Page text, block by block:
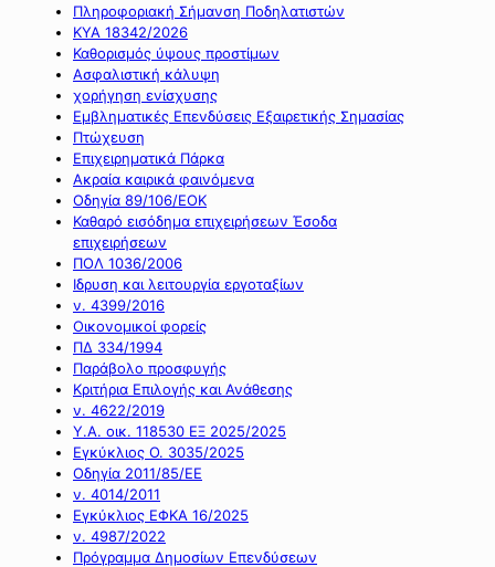
Πληροφοριακή Σήμανση Ποδηλατιστών
ΚΥΑ 18342/2026
Καθορισμός ύψους προστίμων
Ασφαλιστική κάλυψη
χορήγηση ενίσχυσης
Εμβληματικές Επενδύσεις Εξαιρετικής Σημασίας
Πτώχευση
Επιχειρηματικά Πάρκα
Ακραία καιρικά φαινόμενα
Οδηγία 89/106/ΕΟΚ
Καθαρό εισόδημα επιχειρήσεων Έσοδα
επιχειρήσεων
ΠΟΛ 1036/2006
Ιδρυση και λειτουργία εργοταξίων
ν. 4399/2016
Οικονομικοί φορείς
ΠΔ 334/1994
Παράβολο προσφυγής
Κριτήρια Επιλογής και Ανάθεσης
ν. 4622/2019
Υ.Α. οικ. 118530 ΕΞ 2025/2025
Εγκύκλιος Ο. 3035/2025
Οδηγία 2011/85/ΕΕ
ν. 4014/2011
Εγκύκλιος ΕΦΚΑ 16/2025
ν. 4987/2022
Πρόγραμμα Δημοσίων Επενδύσεων